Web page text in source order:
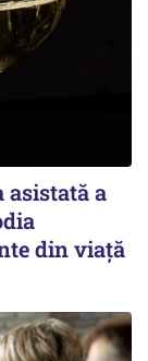
asistată a
din viață